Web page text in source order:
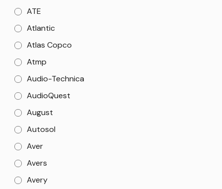
ATE
Atlantic
Atlas Copco
Atmp
Audio-Technica
AudioQuest
August
Autosol
Aver
Avers
Avery